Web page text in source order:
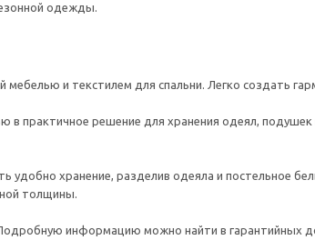
одежды.
мебелью и текстилем для спальни. Легко создать
практичное решение для хранения одеял, подушек
удобно хранение, разделив одеяла и постельное
толщины.
информацию можно найти в гарантийных